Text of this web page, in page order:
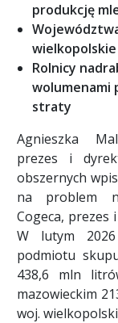
produkcję
Rolnicy
wolumenami
straty
Agnieszka
prezes i
obszernych
na problem
Cogeca, prezes
W lutym
podmiotu
438,6 mln
mazowieckim
woj.